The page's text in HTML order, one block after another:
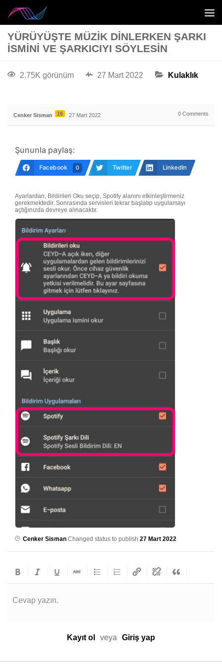
YÜRÜYÜŞTE MÜZIK DINLERKEN ŞARKI
İSMINI VE ŞARKICIYI SÖYLESIN
2.75K görünüm 27 Mart 2022 Kulaklık
Cenker Sisman 16 27 Mart 2022 0 Comments
Şununla paylaş:
Facebook 0 Twitter LinkedIn
Ayarlardan, Bildirileri Oku seçip, Spotify alanını etkinleştirmeniz
gerekmektedir. Sonrasında servisleri tekrar başlatıp uygulamayı
açtığınızda devreye alınacaktır.
Cenker Sisman Changed status to publish 27 Mart 2022
Cevap yazın.
Kayıt ol veya Giriş yap